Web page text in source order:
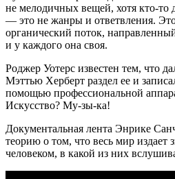
не мелодичных вещей, хотя кто-то
— это не жанры и ответвления.
органический поток,
и у каждого она своя.
Роджер Уотерс известен тем, что
Мэттью Херберт раздел ее и
помощью профессиональной
Искусство? Му-зы-ка!
Документальная лента Энрике
теорию о том, что весь мир издает
человеком, в какой из них